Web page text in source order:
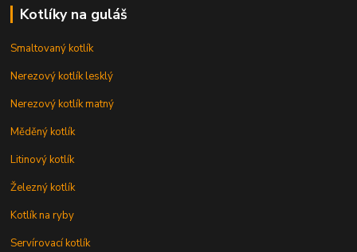
Kotlíky na guláš
Smaltovaný kotlík
Nerezový kotlík lesklý
Nerezový kotlík matný
Měděný kotlík
Litinový kotlík
Železný kotlík
Kotlík na ryby
Servírovací kotlík